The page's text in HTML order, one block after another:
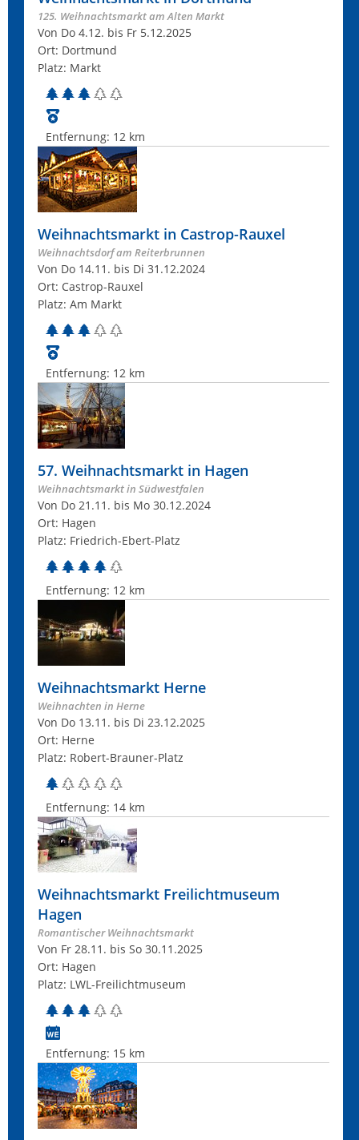
125. Weihnachtsmarkt am Alten Markt
Von Do 4.12. bis Fr 5.12.2025
Ort: Dortmund
Platz: Markt
Entfernung: 12 km
Weihnachtsmarkt in Castrop-Rauxel
Weihnachtsdorf am Reiterbrunnen
Von Do 14.11. bis Di 31.12.2024
Ort: Castrop-Rauxel
Platz: Am Markt
Entfernung: 12 km
57. Weihnachtsmarkt in Hagen
Weihnachtsmarkt in Südwestfalen
Von Do 21.11. bis Mo 30.12.2024
Ort: Hagen
Platz: Friedrich-Ebert-Platz
Entfernung: 12 km
Weihnachtsmarkt Herne
Weihnachten in Herne
Von Do 13.11. bis Di 23.12.2025
Ort: Herne
Platz: Robert-Brauner-Platz
Entfernung: 14 km
Weihnachtsmarkt Freilichtmuseum
Hagen
Romantischer Weihnachtsmarkt
Von Fr 28.11. bis So 30.11.2025
Ort: Hagen
Platz: LWL-Freilichtmuseum
Entfernung: 15 km